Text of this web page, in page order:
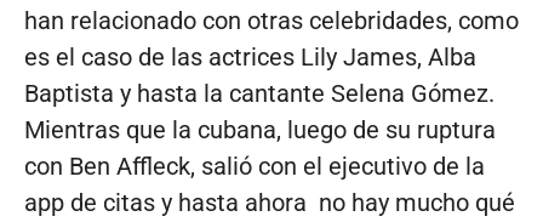
han relacionado con otras celebridades, como
es el caso de las actrices Lily James, Alba
Baptista y hasta la cantante Selena Gómez.
Mientras que la cubana, luego de su ruptura
con Ben Affleck, salió con el ejecutivo de la
app de citas y hasta ahora no hay mucho qué